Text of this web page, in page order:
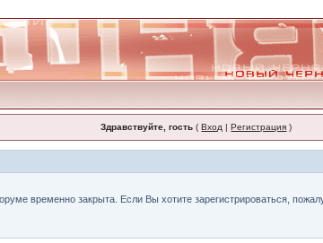
Здравствуйте, гость (Вход |Регистрация )
временно закрыта. Если Вы хотите зарегистрироваться,